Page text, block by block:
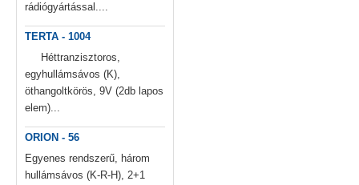
rádiógyártással....
TERTA - 1004
Héttranzisztoros,
egyhullámsávos (K),
öthangoltkörös, 9V (2db lapos
elem)...
ORION - 56
Egyenes rendszerű, három
hullámsávos (K-R-H), 2+1